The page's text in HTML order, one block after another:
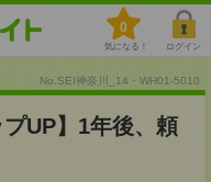
0
気になる！ ログイン
No.SEI神奈川_14・WH01-5010
プUP】1年後、頼